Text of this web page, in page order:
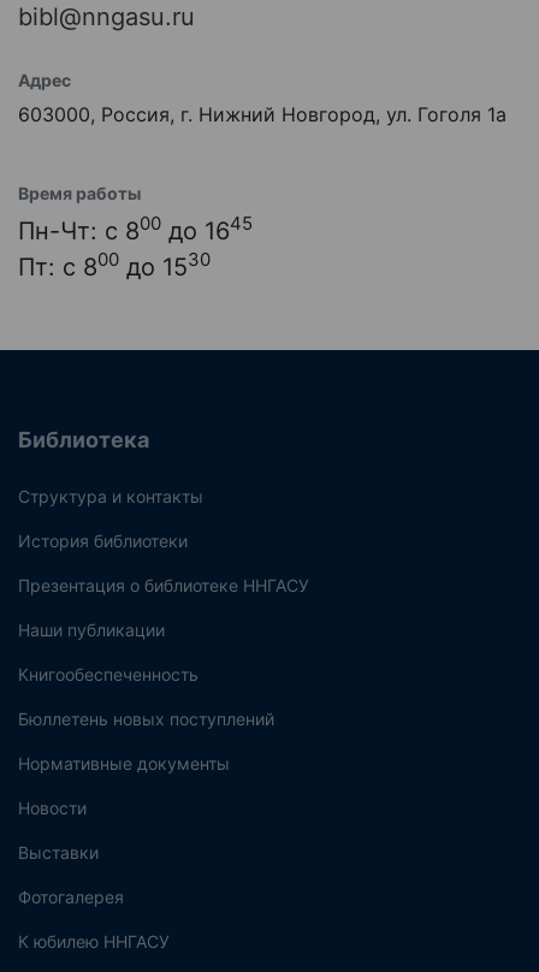
bibl@nngasu.ru
Адрес
603000, Россия, г. Нижний Новгород, ул. Гоголя 1а
Время работы
Пн-Чт: с 800 до 1645
Пт: с 800 до 1530
Библиотека
Структура и контакты
История библиотеки
Презентация о библиотеке ННГАСУ
Наши публикации
Книгообеспеченность
Бюллетень новых поступлений
Нормативные документы
Новости
Выставки
Фотогалерея
К юбилею ННГАСУ